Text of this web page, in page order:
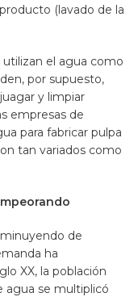
(lavado de la
el agua como
por supuesto,
y limpiar
empresas de
para fabricar pulpa
tan variados como
de
ha
XX, la población
agua se multiplicó